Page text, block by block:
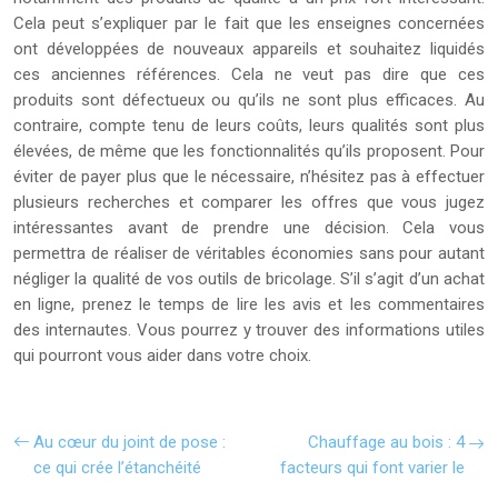
Cela peut s’expliquer par le fait que les enseignes concernées
ont développées de nouveaux appareils et souhaitez liquidés
ces anciennes références. Cela ne veut pas dire que ces
produits sont défectueux ou qu’ils ne sont plus efficaces. Au
contraire, compte tenu de leurs coûts, leurs qualités sont plus
élevées, de même que les fonctionnalités qu’ils proposent. Pour
éviter de payer plus que le nécessaire, n’hésitez pas à effectuer
plusieurs recherches et comparer les offres que vous jugez
intéressantes avant de prendre une décision. Cela vous
permettra de réaliser de véritables économies sans pour autant
négliger la qualité de vos outils de bricolage. S’il s’agit d’un achat
en ligne, prenez le temps de lire les avis et les commentaires
des internautes. Vous pourrez y trouver des informations utiles
qui pourront vous aider dans votre choix.
Au cœur du joint de pose :
ce qui crée l’étanchéité
Chauffage au bois : 4
facteurs qui font varier le